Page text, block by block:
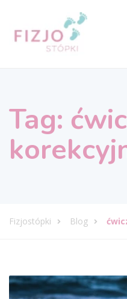
Tag:
Fizjostópki Blog